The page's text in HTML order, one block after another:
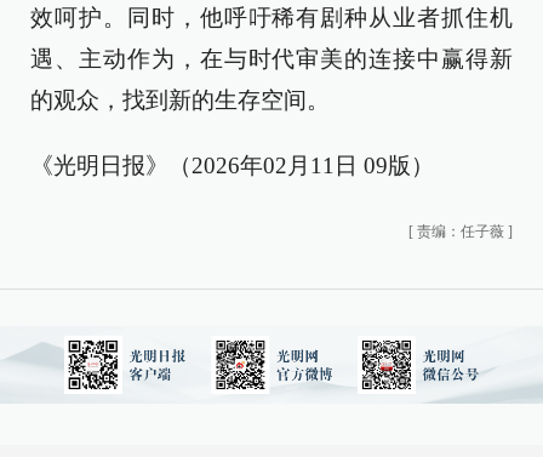
效呵护。同时，他呼吁稀有剧种从业者抓住机
遇、主动作为，在与时代审美的连接中赢得新
的观众，找到新的生存空间。
《光明日报》（2026年02月11日 09版）
[ 责编：任子薇 ]